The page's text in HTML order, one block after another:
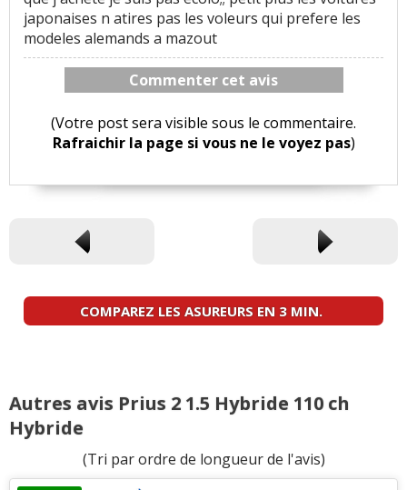
japonaises n atires pas les voleurs qui prefere les
modeles alemands a mazout
Commenter cet avis
(Votre post sera visible sous le commentaire.
Rafraichir la page si vous ne le voyez pas)
COMPAREZ LES ASUREURS EN 3 MIN.
Autres avis Prius 2 1.5 Hybride 110 ch
Hybride
(Tri par ordre de longueur de l'avis)